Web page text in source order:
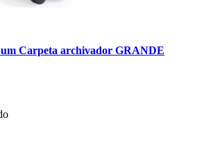
Carpeta archivador GRANDE